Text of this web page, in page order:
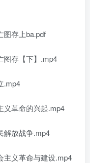
图存上ba.pdf
图存【下】.mp4
.mp4
义革命的兴起.mp4
解放战争.mp4
主义革命与建设.mp4